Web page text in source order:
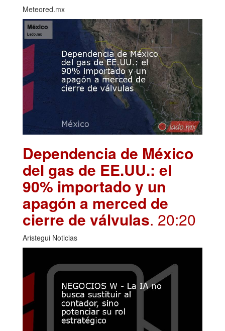
Meteored.mx
Dependencia de México
del gas de EE.UU.: el
90% importado y un
apagón a merced de
cierre de válvulas. 20:20
Aristegui Noticias